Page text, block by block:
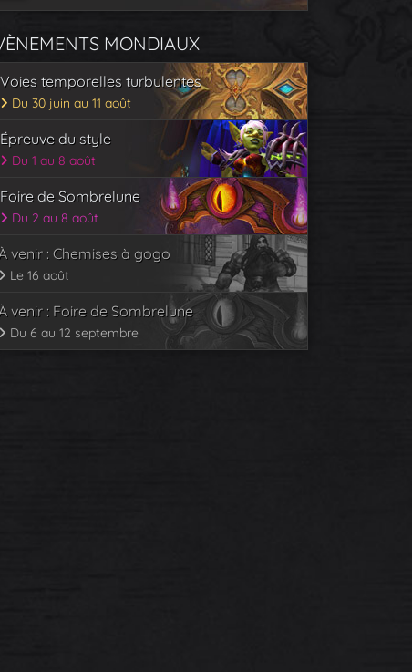
MONDIAUX
Voies temporelles turbulentes
Du 30 juin au 11 août
Épreuve du style
Du 1 au 8 août
Foire de Sombrelune
Du 2 au 8 août
À venir : Chemises à gogo
Le 16 août
À venir : Foire de Sombrelune
Du 6 au 12 septembre